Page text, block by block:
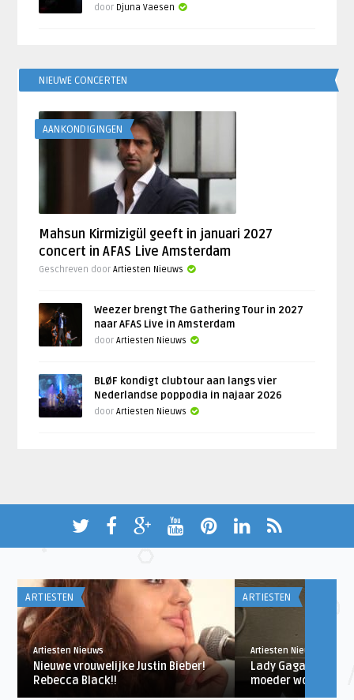
door Djuna Vaesen
NIEUWE CONCERTEN
AANKONDIGINGEN
Mahsun Kirmizigül geeft in januari 2027
concert in AFAS Live Amsterdam
Geschreven doorArtiesten Nieuws
Weezer brengt The Gathering Tour in 2027
naar AFAS Live in Amsterdam
doorArtiesten Nieuws
BLØF kondigt clubtour aan langs vier
Nederlandse poppodia in najaar 2026
doorArtiesten Nieuws
ARTIESTEN
Artiesten Nieuws
Nieuwe vrouwelijke Justin Bieber!
Rebecca Black!!
ARTIESTEN
Artiesten Nieuws
Lady Gaga wil
moeder worden